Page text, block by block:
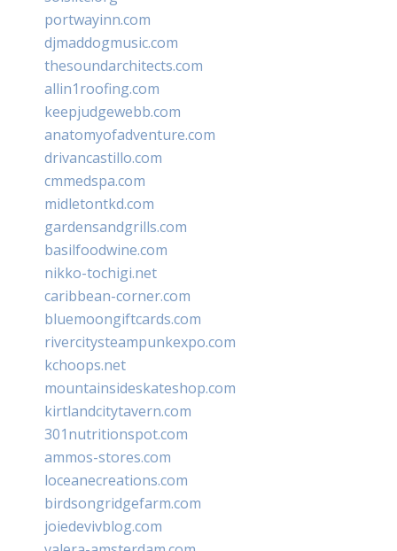
portwayinn.com
djmaddogmusic.com
thesoundarchitects.com
allin1roofing.com
keepjudgewebb.com
anatomyofadventure.com
drivancastillo.com
cmmedspa.com
midletontkd.com
gardensandgrills.com
basilfoodwine.com
nikko-tochigi.net
caribbean-corner.com
bluemoongiftcards.com
rivercitysteampunkexpo.com
kchoops.net
mountainsideskateshop.com
kirtlandcitytavern.com
301nutritionspot.com
ammos-stores.com
loceanecreations.com
birdsongridgefarm.com
joiedevivblog.com